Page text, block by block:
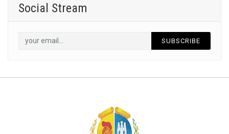
Social Stream
SUBSCRIBE